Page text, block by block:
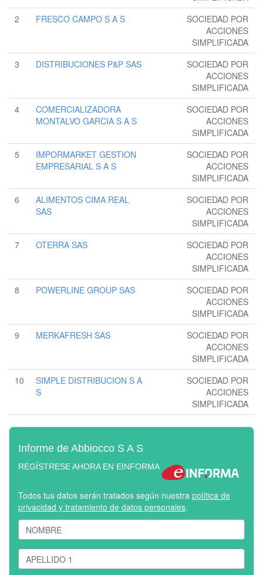
2
FRESCO CAMPO S A S
SOCIEDAD POR
ACCIONES
SIMPLIFICADA
3
DISTRIBUCIONES P&P SAS
SOCIEDAD POR
ACCIONES
SIMPLIFICADA
4
COMERCIALIZADORA
MONTALVO GARCIA S A S
SOCIEDAD POR
ACCIONES
SIMPLIFICADA
5
IMPORMARKET GESTION
EMPRESARIAL S A S
SOCIEDAD POR
ACCIONES
SIMPLIFICADA
6
ALIMENTOS CIMA REAL
SAS
SOCIEDAD POR
ACCIONES
SIMPLIFICADA
7
OTERRA SAS
SOCIEDAD POR
ACCIONES
SIMPLIFICADA
8
POWERLINE GROUP SAS
SOCIEDAD POR
ACCIONES
SIMPLIFICADA
9
MERKAFRESH SAS
SOCIEDAD POR
ACCIONES
SIMPLIFICADA
10
SIMPLE DISTRIBUCION S A
S
SOCIEDAD POR
ACCIONES
SIMPLIFICADA
Informe de Abbiocco S A S
REGÍSTRESE AHORA EN EINFORMA
Todos tus datos serán tratados según nuestra política de
privacidad y tratamiento de datos personales.